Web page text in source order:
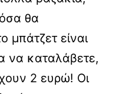
θα
μπάτζετ είναι
να καταλάβετε,
2 ευρώ! Οι